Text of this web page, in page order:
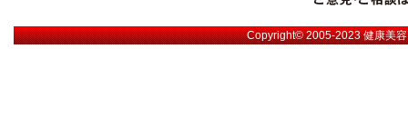
Copyright© 2005-2023健康美